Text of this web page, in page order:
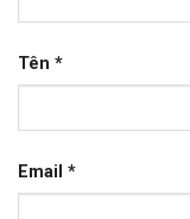
Tên *
Email *